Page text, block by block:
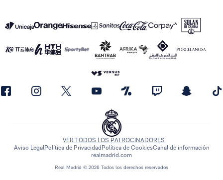
Real Madrid © 2026 Todos los derechos reservados
VER TODOS LOS PATROCINADORES
Aviso LegalPolítica de Privacidad Política de CookiesCanal de información
realmadrid.com